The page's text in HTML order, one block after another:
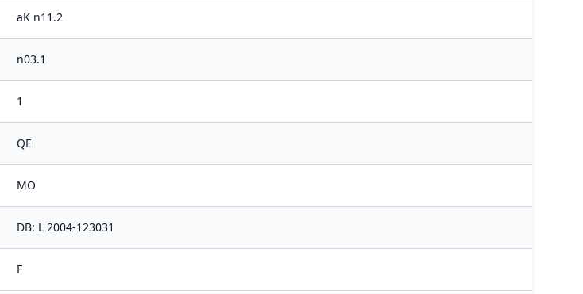
aK n11.2
n03.1
1
QE
MO
DB: L 2004-123031
F